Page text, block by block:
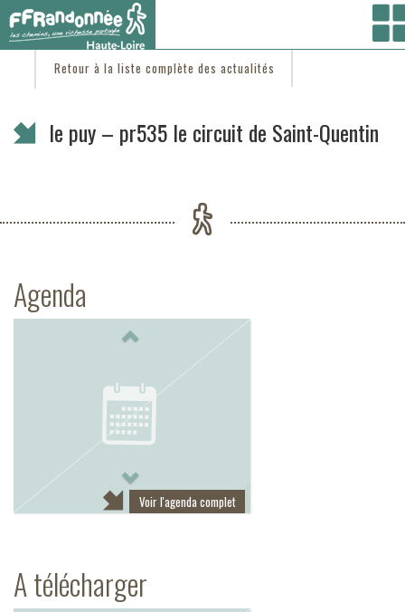
Vous êtes ici :Accueil/C'est d'actu
Retour à la liste complète des actualités
le puy – pr535 le circuit de Saint-Quentin
Agenda
Voir l'agenda complet
A télécharger